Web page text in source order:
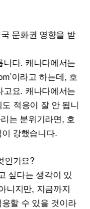
문화권 영향을 받
다. 캐나다에서는
이라고 하는데, 호
고요. 캐나다에서는
적응이 잘 안 됩니
는 분위기라면, 호
강했습니다.
인가요?
싶다는 생각이 있
니지만, 지금까지
할 수 있을 것이라